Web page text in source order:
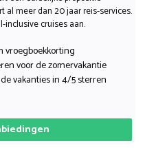
al meer dan 20 jaar reis-services.
inclusive cruises aan.
vroegboekkorting
voor de zomervakantie
vakanties in 4/5 sterren